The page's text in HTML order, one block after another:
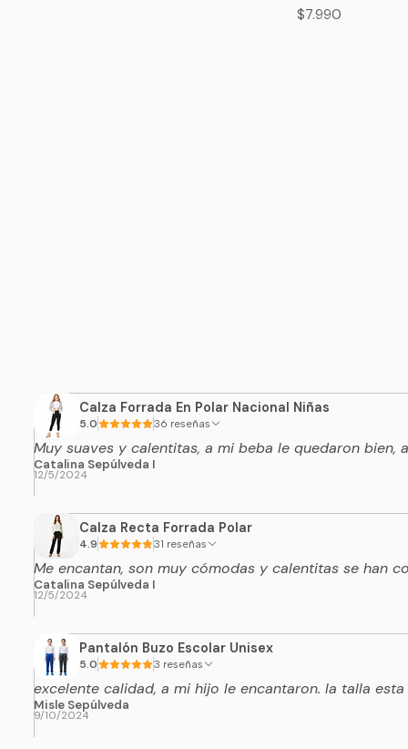
$7.990
Calza Forrada En Polar Nacional Niñas
5.0 36 reseñas
Muy suaves y calentitas, a mi beba le quedaron bien,
Catalina Sepúlveda I
12/5/2024
Calza Recta Forrada Polar
4.9 31 reseñas
Me encantan, son muy cómodas y calentitas se han
Catalina Sepúlveda I
12/5/2024
Pantalón Buzo Escolar Unisex
5.0 3 reseñas
excelente calidad, a mi hijo le encantaron. la talla
Misle Sepúlveda
9/10/2024